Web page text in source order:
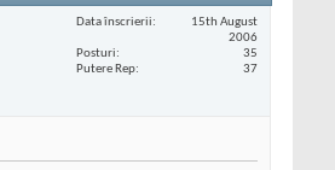
Data înscrierii
15th August
2006
Posturi
35
Putere Rep
37